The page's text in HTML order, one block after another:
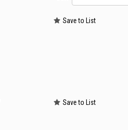
Save to List
Save to List